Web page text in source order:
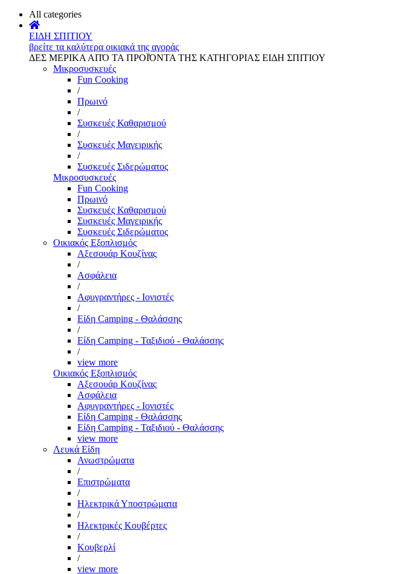
All categories
ΕΙΔΗ ΣΠΙΤΙΟΥ
βρείτε τα καλύτερα οικιακά της αγοράς
ΔΕΣ ΜΕΡΙΚΑ ΑΠΌ ΤΑ ΠΡΟΪΌΝΤΑ ΤΗΣ ΚΑΤΗΓΟΡΙΑΣ ΕΙΔΗ ΣΠΙΤΙΟΥ
Μικροσυσκευές
Fun Cooking
/
Πρωινό
/
Συσκευές Καθαρισμού
/
Συσκευές Μαγειρικής
/
Συσκευές Σιδερώματος
Μικροσυσκευές
Fun Cooking
Πρωινό
Συσκευές Καθαρισμού
Συσκευές Μαγειρικής
Συσκευές Σιδερώματος
Οικιακός Εξοπλισμός
Αξεσουάρ Κουζίνας
/
Ασφάλεια
/
Αφυγραντήρες - Ιονιστές
/
Είδη Camping - Θαλάσσης
/
Είδη Camping - Ταξιδιού - Θαλάσσης
/
view more
Οικιακός Εξοπλισμός
Αξεσουάρ Κουζίνας
Ασφάλεια
Αφυγραντήρες - Ιονιστές
Είδη Camping - Θαλάσσης
Είδη Camping - Ταξιδιού - Θαλάσσης
view more
Λευκά Είδη
Ανωστρώματα
/
Επιστρώματα
/
Ηλεκτρικά Υποστρώματα
/
Ηλεκτρικές Κουβέρτες
/
Κουβερλί
/
view more